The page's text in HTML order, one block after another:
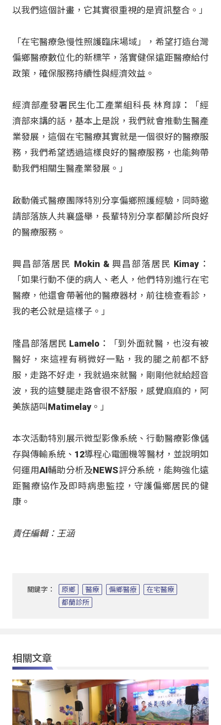
以我們這個計畫，它其實很重視的是資訊整合。」
「在宅醫療急慢性照護臨床場域」，希望打造台灣
偏鄉醫療數位化的新標竿，落實健保遠距醫療給付
政策，確保服務持續性與經濟效益。
經濟部產發署民生化工產業組科長 林育諄：「經
濟部來講的話，基本上是說，我們就會推動生醫產
業發展，這個在宅醫療其實就是一個很好的醫療服
務，我們希望透過這樣良好的醫療服務，也能夠帶
動我們相關生醫產業發展。」
啟動儀式醫療團隊特別分享偏鄉照護經驗，同時邀
請部落族人共襄盛舉，長輩特別分享都蘭診所良好
的醫療服務。
興昌部落居民 Mokin & 興昌部落居民 Kimay：
「如果行動不便的病人、老人，他們特別進行在宅
醫療，他還會帶著他的醫療器材，前往檢查看診，
我的老公就是這樣子。」
隆昌部落居民 Lamelo：「到外面就醫，也沒有被
醫好，來這裡有稍微好一點，我的腿之前都不舒
服，走路不好走，我就過來就醫，剛剛他就給超音
波，我的這雙腿走路會很不舒服，感覺麻麻的，阿
美族語叫Matimelay。」
本次活動特別展示微型影像系統、行動醫療影像儲
存與傳輸系統、12導程心電圖機等醫材，並說明如
何運用AI輔助分析及NEWS評分系統，能夠強化遠
距醫療協作及即時病患監控，守護偏鄉居民的健
康。
責任編輯：王涵
關鍵字： 原鄉 醫療 偏鄉醫療
在宅醫療
都蘭診所
相關文章